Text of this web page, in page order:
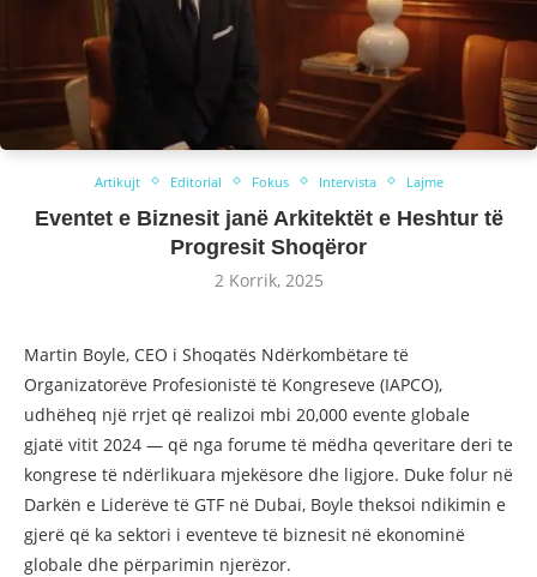
Artikujt Editorial Fokus Intervista Lajme
Eventet e Biznesit janë Arkitektët e Heshtur të
Progresit Shoqëror
2 Korrik, 2025
Martin Boyle, CEO i Shoqatës Ndërkombëtare të
Organizatorëve Profesionistë të Kongreseve (IAPCO),
udhëheq një rrjet që realizoi mbi 20,000 evente globale
gjatë vitit 2024 — që nga forume të mëdha qeveritare deri te
kongrese të ndërlikuara mjekësore dhe ligjore. Duke folur në
Darkën e Liderëve të GTF në Dubai, Boyle theksoi ndikimin e
gjerë që ka sektori i eventeve të biznesit në ekonominë
globale dhe përparimin njerëzor.